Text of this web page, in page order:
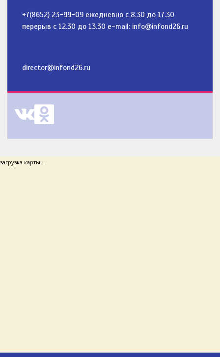
+7(8652) 23-99-09 ежедневно с 8.30 до 17.30
перерыв с 12.30 до 13.30 e-mail: info@infond26.ru
director@infond26.ru
загрузка карты...